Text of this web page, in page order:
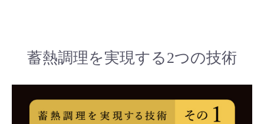
蓄熱調理を実現する2つの技術